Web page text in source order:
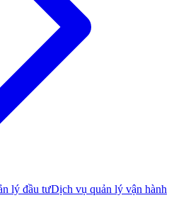
lý đầu tưDịch vụ quản lý vận hành